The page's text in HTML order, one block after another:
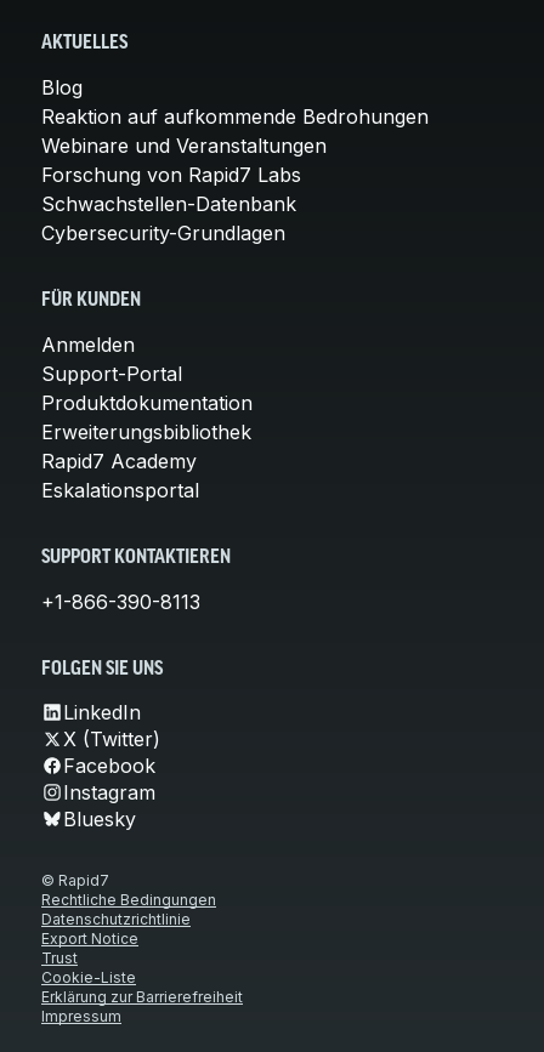
AKTUELLES
Blog
Reaktion auf aufkommende Bedrohungen
Webinare und Veranstaltungen
Forschung von Rapid7 Labs
Schwachstellen-Datenbank
Cybersecurity-Grundlagen
FÜR KUNDEN
Anmelden
Support-Portal
Produktdokumentation
Erweiterungsbibliothek
Rapid7 Academy
Eskalationsportal
SUPPORT KONTAKTIEREN
+1-866-390-8113
FOLGEN SIE UNS
LinkedIn
X (Twitter)
Facebook
Instagram
Bluesky
© Rapid7
Rechtliche Bedingungen
Datenschutzrichtlinie
Export Notice
Trust
Cookie-Liste
Erklärung zur Barrierefreiheit
Impressum